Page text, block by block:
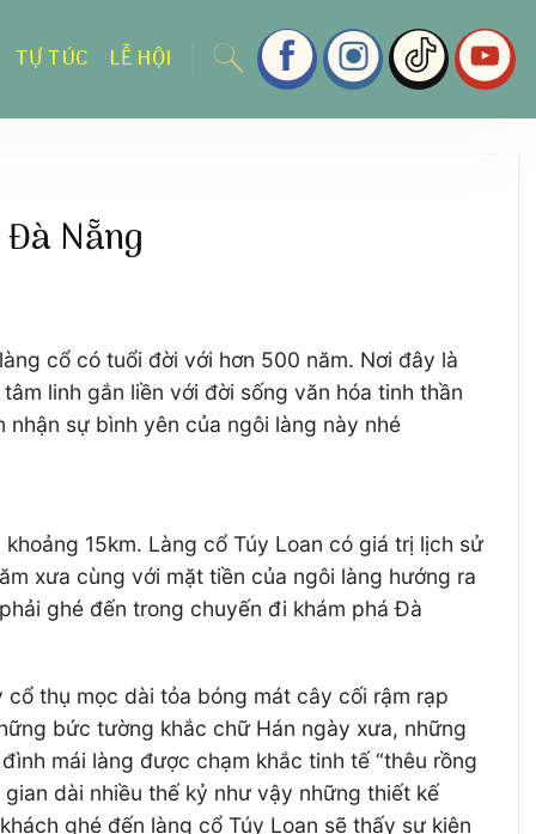
TỰ TÚC LỄ HỘI
Nẵng
cổ có tuổi đời với hơn 500 năm. Nơi đây là
linh gắn liền với đời sống văn hóa tinh thần
sự bình yên của ngôi làng này nhé
15km. Làng cổ Túy Loan có giá trị lịch sử
xưa cùng với mặt tiền của ngôi làng hướng ra
ghé đến trong chuyến đi khám phá Đà
thụ mọc dài tỏa bóng mát cây cối rậm rạp
bức tường khắc chữ Hán ngày xưa, những
mái làng được chạm khắc tinh tế “thêu rồng
dài nhiều thế kỷ như vậy những thiết kế
ghé đến làng cổ Túy Loan sẽ thấy sự kiên